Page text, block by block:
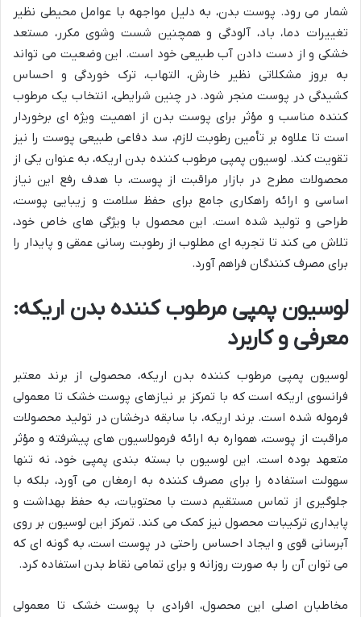
شمار می رود. پوست بدن، به دلیل مواجهه با عوامل محیطی نظیر
تغییرات دما، باد، آلودگی و همچنین شست وشوی مکرر، مستعد
خشکی و از دست دادن آب طبیعی خود است. این وضعیت می تواند
به بروز مشکلاتی نظیر خارش، التهاب، ترک خوردگی و احساس
کشیدگی در پوست منجر شود. در چنین شرایطی، انتخاب یک مرطوب
کننده مناسب و مؤثر برای پوست بدن از اهمیت ویژه ای برخوردار
است تا علاوه بر تأمین رطوبت لازم، سد دفاعی طبیعی پوست را نیز
تقویت کند. لوسیون پمپی مرطوب کننده بدن اریکه، به عنوان یکی از
محصولات مطرح در بازار مراقبت از پوست، با هدف رفع این نیاز
اساسی و ارائه راهکاری جامع برای حفظ سلامت و زیبایی پوست،
طراحی و تولید شده است. این محصول با ویژگی های خاص خود،
تلاش می کند تا تجربه ای مطلوب از رطوبت رسانی عمقی و پایدار را
برای مصرف کنندگان فراهم آورد.
لوسیون پمپی مرطوب کننده بدن اریکه:
معرفی و کاربرد
لوسیون پمپی مرطوب کننده بدن اریکه، محصولی از برند معتبر
فرانسوی اریکه است که با تمرکز بر نیازهای پوست خشک تا معمولی
فرموله شده است. برند اریکه، با سابقه درخشان در تولید محصولات
مراقبت از پوست، همواره به ارائه فرمولاسیون های پیشرفته و مؤثر
متعهد بوده است. این لوسیون با بسته بندی پمپی خود، نه تنها
سهولت استفاده را برای مصرف کننده به ارمغان می آورد، بلکه با
جلوگیری از تماس مستقیم دست با محتویات، به حفظ بهداشت و
پایداری ترکیبات محصول نیز کمک می کند. تمرکز این لوسیون بر روی
آبرسانی قوی و ایجاد احساس راحتی در پوست است، به گونه ای که
می توان آن را به صورت روزانه و برای تمامی نقاط بدن استفاده کرد.
مخاطبان اصلی این محصول، افرادی با پوست خشک تا معمولی